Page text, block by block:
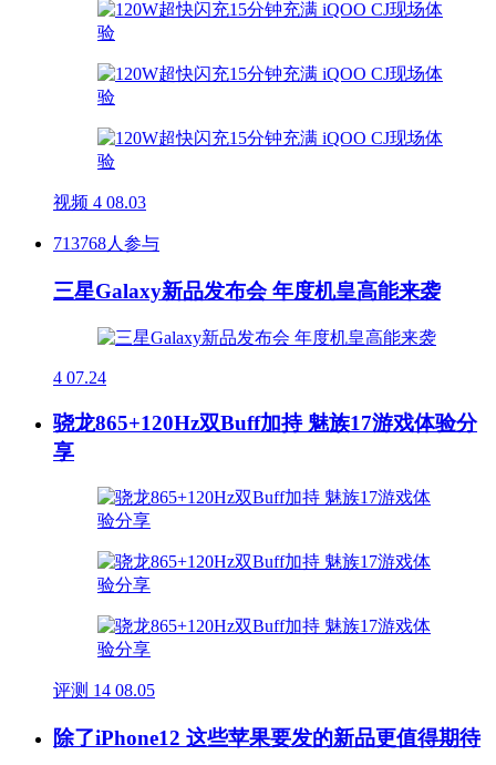
视频 4 08.03
713768人参与
三星Galaxy新品发布会 年度机皇高能来袭
4 07.24
骁龙865+120Hz双Buff加持 魅族17游戏体验分
享
评测 14 08.05
除了iPhone12 这些苹果要发的新品更值得期待